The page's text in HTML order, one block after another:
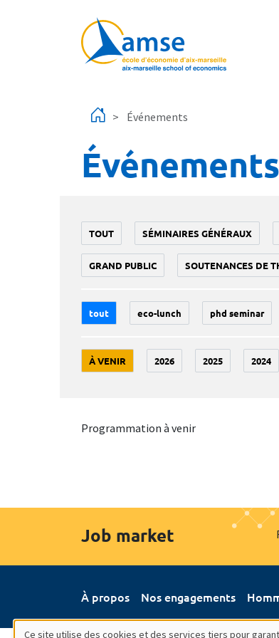
Événements
Événements
TOUT SÉMINAIRES GÉNÉRAUX
GRAND PUBLIC SOUTENANCES DE
tout eco-lunch phd seminar
À VENIR 2026 2025 2024
Programmation à venir
Job market
À propos Nos engagements
Ce site utilise des cookies et des services tiers pour